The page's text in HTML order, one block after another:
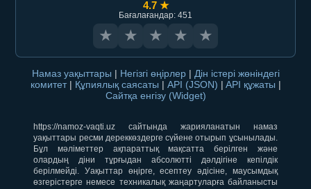
4.7 ★
Бағалағандар: 451
★ ★ ★ ★ ★
Намаз уақыттары | Негізгі өңірлер | Дін істері жөніндегі
комитет | Құпиялық саясаты | API (JSON) | API құжаты |
Сайтқа енгізу (Widget)
https://namoz-vaqti.uz сайтында жарияланатын намаз
уақыттары ресми дереккөздерге сүйене отырып ұсынылады.
Бұл мәліметтер ақпараттық мақсатта берілген және
олардың діни тұрғыдан абсолютті дәлдігіне кепілдік
берілмейді. Уақыттар өңірге, есептеу әдісіне, маусымдық
өзгерістерге немесе техникалық жаңартуларға байланысты